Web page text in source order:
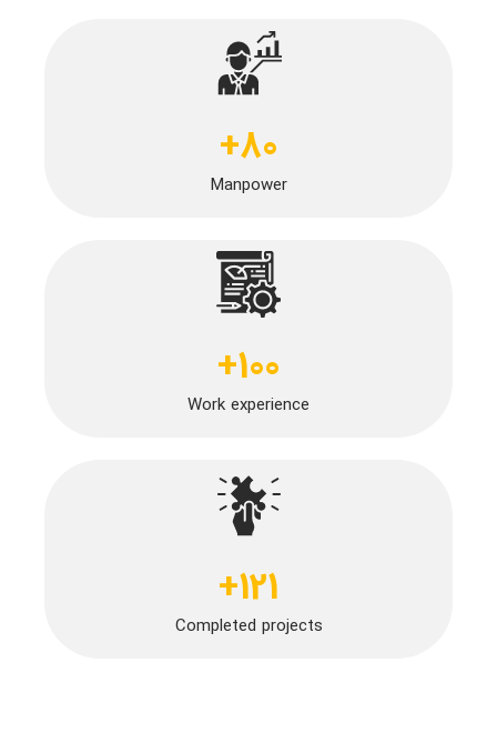
Manpower
80
+
Work experience
100
+
Completed projects
121
+